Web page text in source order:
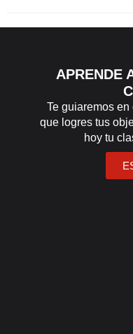
APRENDE
Te guiaremos
que logres tus
hoy tu